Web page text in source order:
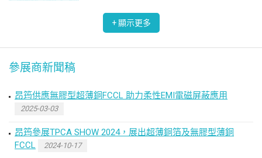
參展商新聞稿
昂筠供應無膠型超薄銅FCCL 助力柔性EMI電磁屏蔽應用
2025-03-03
昂筠參展TPCA SHOW 2024，展出超薄銅箔及無膠型薄銅
FCCL
2024-10-17